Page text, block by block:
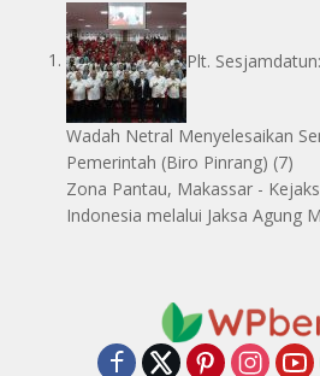
Plt.
Wadah Netral Menyelesaikan
Pemerintah (Biro Pinrang) (7)
Zona Pantau, Makassar -
Indonesia melalui Jaksa Agung